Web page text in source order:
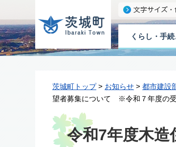
くらし・手続
茨城町トップ> お知らせ > 都市建設
望者募集について ※令和７年度の
令和7年度木造